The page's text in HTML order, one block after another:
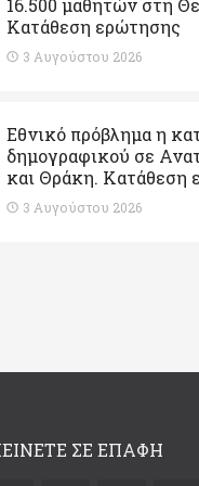
16.500 μαθητών στη
Κατάθεση ερώτησης
3 Αυγούστου 2026
Εθνικό πρόβλημα η
δημογραφικού σε
και Θράκη. Κατάθεση
3 Αυγούστου 2026
ΣΕ ΕΠΑΦΗ